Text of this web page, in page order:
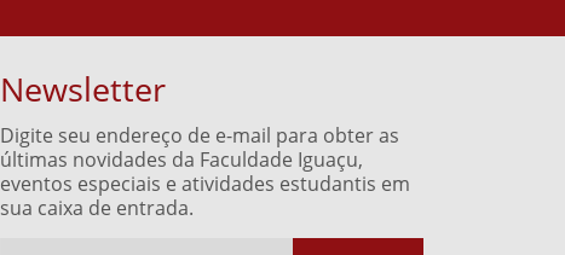
Newsletter
Digite seu endereço de e-mail para obter as
últimas novidades da Faculdade Iguaçu,
eventos especiais e atividades estudantis em
sua caixa de entrada.